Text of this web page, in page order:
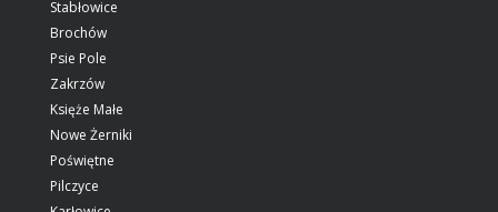
Stabłowice
Brochów
Psie Pole
Zakrzów
Księże Małe
Nowe Żerniki
Poświętne
Pilczyce